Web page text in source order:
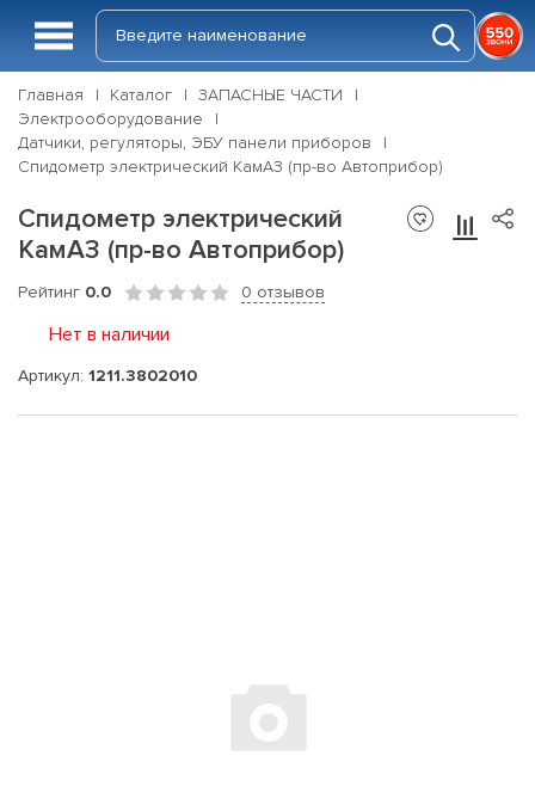
Главная Каталог
ЗАПАСНЫЕ ЧАСТИ
Электрооборудование
Датчики, регуляторы, ЭБУ панели приборов
Спидометр электрический КамАЗ (пр-во Автоприбор)
Спидометр электрический
КамАЗ (пр-во Автоприбор)
Рейтинг 0.0 0 отзывов
Нет в наличии
Артикул: 1211.3802010